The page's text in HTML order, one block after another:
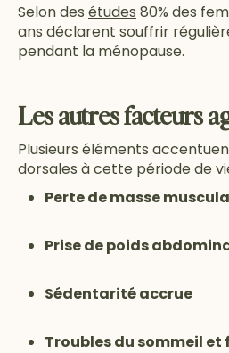
Selon des études 80% des
ans déclarent souffrir
pendant la ménopause.
Les autres facteurs
Plusieurs éléments
dorsales à cette période de
Perte de masse
Prise de poids
Sédentarité accrue
Troubles du sommeil